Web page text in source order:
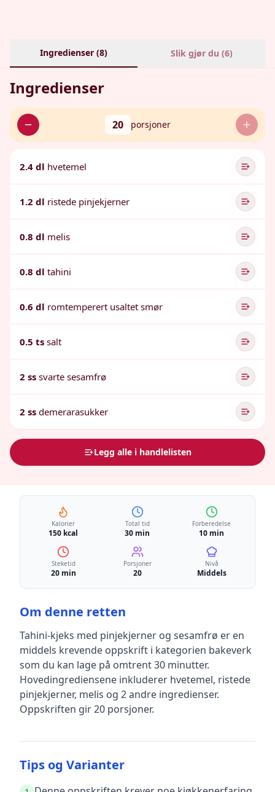
Ingredienser (8) Slik gjør du (6)
Ingredienser
20 porsjoner
2.4 dl hvetemel
1.2 dl ristede pinjekjerner
0.8 dl melis
0.8 dl tahini
0.6 dl romtemperert usaltet smør
0.5 ts salt
2 ss svarte sesamfrø
2 ss demerarasukker
Legg alle i handlelisten
Kalorier
150 kcal
Total tid
30 min
Forberedelse
10 min
Steketid
20 min
Porsjoner
20
Nivå
Middels
Om denne retten
Tahini-kjeks med pinjekjerner og sesamfrø er en
middels krevende oppskrift i kategorien bakeverk
som du kan lage på omtrent 30 minutter.
Hovedingrediensene inkluderer hvetemel, ristede
pinjekjerner, melis og 2 andre ingredienser.
Oppskriften gir20 porsjoner.
Tips og Varianter